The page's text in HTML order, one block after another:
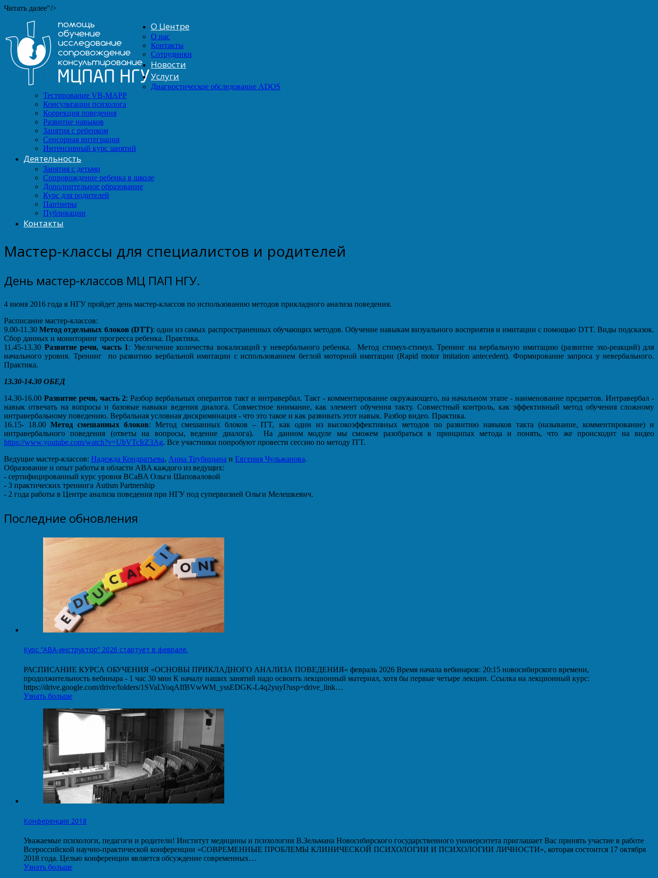
Читать далее"/>
О Центре
О нас
Контакты
Сотрудники
Новости
Услуги
Диагностическое обследование ADOS
Тестирование VB-MAPP
Консультации психолога
Коррекция поведения
Развитие навыков
Занятия с ребенком
Сенсорная интеграция
Интенсивный курс занятий
Деятельность
Занятия с детьми
Сопровождение ребенка в школе
Дополнительное образование
Курс для родителей
Партнеры
Публикации
Контакты
Мастер-классы для специалистов и родителей
День мастер-классов МЦ ПАП НГУ.
4 июня 2016 года в НГУ пройдет день мастер-классов по использованию методов прикладного анализа поведения.
Расписание мастер-классов:
9.00-11.30Метод отдельных блоков (DTT): один из самых распространенных обучающих методов. Обучение навыкам визуального восприятия и имитации с помощью DTT. Виды подсказок.
Сбор данных и мониторинг прогресса ребенка. Практика.
11.45-13.30 Развитие речи, часть 1: Увеличение количества вокализаций у невербального ребенка. Метод стимул-стимул. Тренинг на вербальную имитацию (развитие эхо-реакций) для
начального уровня. Тренинг по развитию вербальной имитации с использованием беглой моторной имитации (Rapid motor imitation antecedent). Формирование запроса у невербального.
Практика.
13.30-14.30 ОБЕД
14.30-16.00 Развитие речи, часть 2: Разбор вербальных оперантов такт и интравербал. Такт - комментирование окружающего, на начальном этапе - наименование предметов. Интравербал -
навык отвечать на вопросы и базовые навыки ведения диалога. Совместное внимание, как элемент обучения такту. Совместный контроль, как эффективный метод обучения сложному
интравербальному поведению. Вербальная условная дискриминация - что это такое и как развивать этот навык. Разбор видео. Практика.
16.15- 18.00Метод смешанных блоков: Метод смешанных блоков – ITT, как один из высокоэффективных методов по развитию навыков такта (называние, комментирование) и
интравербального поведения (ответы на вопросы, ведение диалога). На данном модуле мы сможем разобраться в принципах метода и понять, что же происходит на видео
https://www.youtube.com/watch?v=UbVTcIrZ3Ag. Все участники попробуют провести сессию по методу ITT.
Ведущие мастер-классов: Надежда Кондратьева, Анна Трубицына и Евгения Чульжанова.
Образование и опыт работы в области ABA каждого из ведущих:
- сертифицированный курс уровня BCaBA Ольги Шаповаловой
- 3 практических тренинга Autism Partnership
- 2 года работы в Центре анализа поведения при НГУ под супервизией Ольги Мелешкевич.
Последние обновления
Курс “АВА-инструктор” 2026 стартует в феврале.
РАСПИСАНИЕ КУРСА ОБУЧЕНИЯ «ОСНОВЫ ПРИКЛАДНОГО АНАЛИЗА ПОВЕДЕНИЯ» февраль 2026 Время начала вебинаров: 20:15 новосибирского времени,
продолжительность вебинара - 1 час 30 мин К началу наших занятий надо освоить лекционный материал, хотя бы первые четыре лекции. Ссылка на лекционный курс:
https://drive.google.com/drive/folders/1SVaLYoqAIfBVwWM_yssEDGK-L4q2yuyI?usp=drive_link…
Узнать больше
Конференция 2018
Уважаемые психологи, педагоги и родители! Институт медицины и психологии В.Зельмана Новосибирского государственного университета приглашает Вас принять участие в работе
Всероссийской научно-практической конференции «СОВРЕМЕННЫЕ ПРОБЛЕМЫ КЛИНИЧЕСКОЙ ПСИХОЛОГИИ И ПСИХОЛОГИИ ЛИЧНОСТИ», которая состоится 17 октября
2018 года. Целью конференции является обсуждение современных…
Узнать больше